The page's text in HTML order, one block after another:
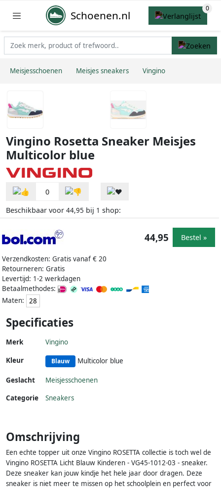
Schoenen.nl
Meisjesschoenen Meisjes sneakers Vingino
Vingino Rosetta Sneaker Meisjes
Multicolor blue
0
Beschikbaar voor 44,95 bij 1 shop:
Verzendkosten: Gratis vanaf € 20
Retourneren: Gratis
Levertijd: 1-2 werkdagen
Betaalmethodes:
Maten:
28
44,95 Bestel »
Specificaties
Merk Vingino
Kleur Blauw Multicolor blue
Geslacht
Meisjesschoenen
Categorie
Sneakers
Omschrijving
Een echte topper uit onze Vingino ROSETTA collectie is toch wel de
Vingino ROSETTA Licht Blauw Kinderen - VG45-1012-03 - sneaker.
Deze sneaker kan jouw kindje het hele jaar door dragen. Deze
sneaker is niet meer te missen op het schoolplein en perfect voor